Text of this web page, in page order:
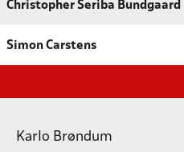
Christopher Seriba Bundgaard
Simon Carstens
Karlo Brøndum